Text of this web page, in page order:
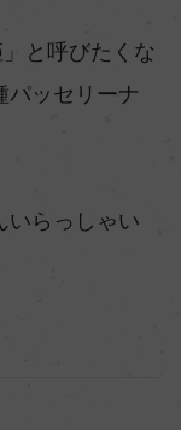
と呼びたくな
パッセリーナ
いらっしゃい